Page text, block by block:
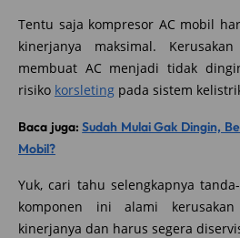
Tentu saja kompresor AC mobil
kinerjanya maksimal.
membuat AC menjadi tidak
risiko korsleting pada sistem
Baca juga:Sudah Mulai Gak Dingin,
Mobil?
Yuk, cari tahu selengkapnya
komponen ini alami
kinerjanya dan harus segera